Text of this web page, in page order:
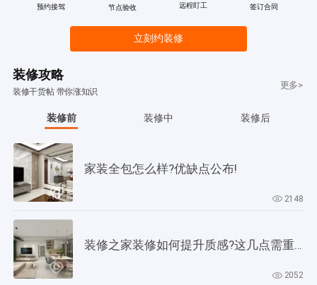
预约接驾 节点验收 远程盯工 签订合同
立刻约装修
装修攻略
装修干货帖 带你涨知识
更多>
装修前 装修中 装修后
家装全包怎么样?优缺点公布!
2148
装修之家装修如何提升质感?这几点需重视起来
2052